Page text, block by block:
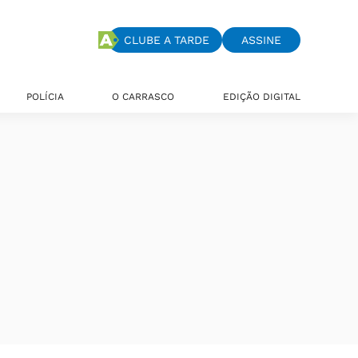
CLUBE A TARDE ASSINE
POLÍCIA O CARRASCO EDIÇÃO DIGITAL